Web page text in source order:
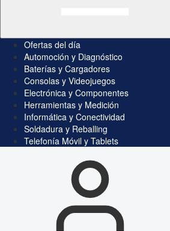
Ofertas del día
Automoción y Diagnóstico
Baterías y Cargadores
Consolas y Videojuegos
Electrónica y Componentes
Herramientas y Medición
Informática y Conectividad
Soldadura y Reballing
Telefonía Móvil y Tablets